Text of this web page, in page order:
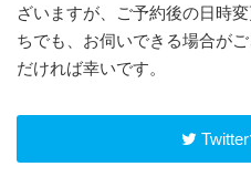
ざいますが、ご予約後の日時
ちでも、お伺いできる場合が
だければ幸いです。
Twitter